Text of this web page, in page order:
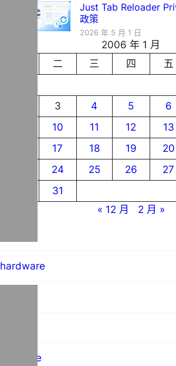
Just Tab Reloader
政策
2026 年 5 月 1 日
2006 年 1 月
二 三 四 五
3 4 5 6
10 11 12 13
17 18 19 20
24 25 26 27
31
« 12 月
2 月 »
hardware
software